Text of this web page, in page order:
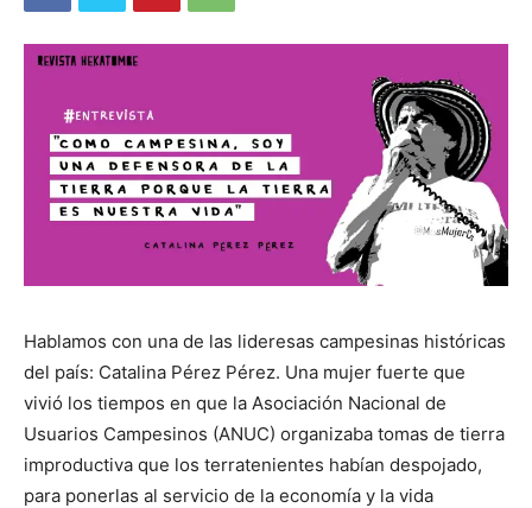
Hablamos con una de las lideresas campesinas históricas
del país: Catalina Pérez Pérez. Una mujer fuerte que
vivió los tiempos en que la Asociación Nacional de
Usuarios Campesinos (ANUC) organizaba tomas de tierra
improductiva que los terratenientes habían despojado,
para ponerlas al servicio de la economía y la vida